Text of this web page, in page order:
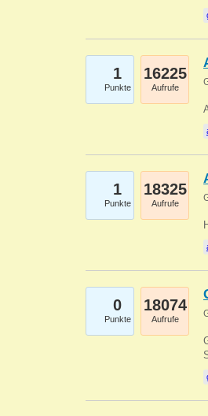
1
Punkte
16225
Aufrufe
1
Punkte
18325
Aufrufe
0
Punkte
18074
Aufrufe